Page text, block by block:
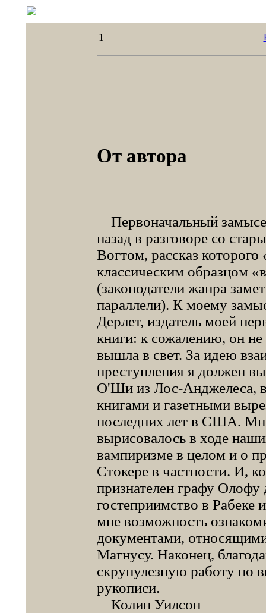
1
От автора
Первоначальный
назад в разговоре со
Вогтом, рассказ
классическим образцом
(законодатели жанра
параллели). К моему
Дерлет, издатель моей
книги: к сожалению, он не
вышла в свет. За идею
преступления я должен
О'Ши из Лос-Анджелеса,
книгами и газетными
последних лет в США.
вырисовалось в ходе
вампиризме в целом и о
Стокере в частности. И,
признателен графу Олофу
гостеприимство в Рабеке
мне возможность
документами,
Магнусу. Наконец,
скрупулезную работу по
рукописи.
Колин Уилсон